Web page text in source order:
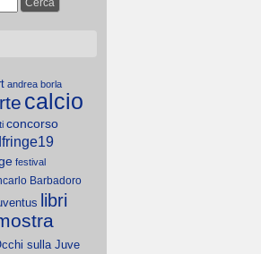
andrea borla
calcio
concorso
festival
Barbadoro
libri
sulla Juve